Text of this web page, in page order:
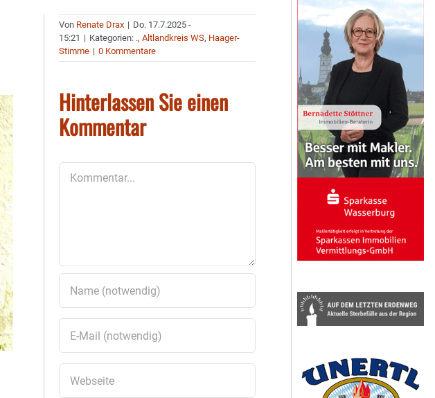
Von Renate Drax | Do. 17.7.2025 -
15:21 | Kategorien: .,Altlandkreis WS, Haager-
Stimme | 0 Kommentare
Hinterlassen Sie einen
Kommentar